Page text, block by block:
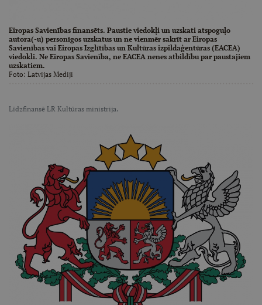
Eiropas Savienības finansēts. Paustie viedokļi un uzskati atspoguļo
autora(-u) personīgos uzskatus un ne vienmēr sakrīt ar Eiropas
Savienības vai Eiropas Izglītības un Kultūras izpildaģentūras (EACEA)
viedokli. Ne Eiropas Savienība, ne EACEA nenes atbildību par paustajiem
uzskatiem.
Foto: Latvijas Mediji
Līdzfinansē LR Kultūras ministrija.